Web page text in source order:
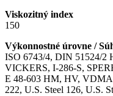
Viskozitný index
150
Výkonnostné úrovne /
ISO 6743/4, DIN 51524/2
VICKERS, I-286-S,
E 48-603 HM, HV, VDMA
222, U.S. Steel 126, U.S.